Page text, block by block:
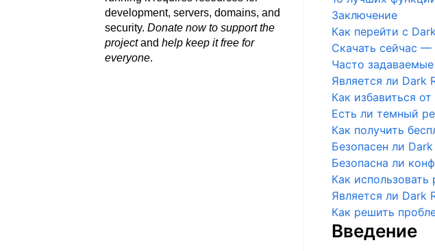
Заключение
Как перейти с
Скачать сейчас
Часто
Является ли Dark
Как избавиться
Есть ли темный
Как получить
Безопасен ли
Безопасна ли
Как
Является ли Dark
Как решить
Введение
development, servers, domains, and
security. Donate now to support the
projectand help keep it free for
everyone.